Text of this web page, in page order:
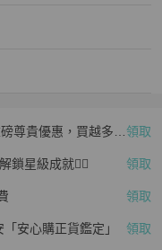
尊貴優惠，買越多、 領取
鎖星級成就👆🏻 領取
領取
安心購正貨鑑定」 領取